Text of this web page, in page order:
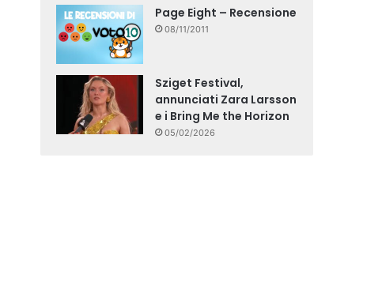
Page Eight – Recensione
08/11/2011
Sziget Festival,
annunciati Zara Larsson
e i Bring Me the Horizon
05/02/2026